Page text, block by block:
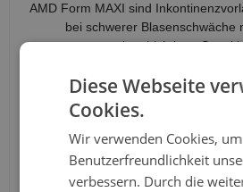
AMD Form MAXI sind
bei schwerer Blasenschwäche
mehrschichtigen
Superabsorber. Weiche
Ausführung: MAXI
Anzahl
In den
Diese Webseite
Cookies.
Wir verwenden Cookies,
Benutzerfreundlichkeit
verbessern. Durch die